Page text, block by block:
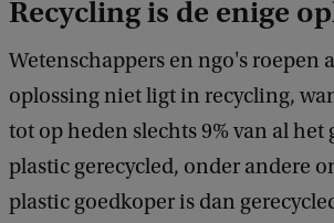
Recycling is de enige
Wetenschappers en ngo's roepen
oplossing niet ligt in recycling,
tot op heden slechts 9% van al het
plastic gerecycled, onder andere
plastic goedkoper is dan